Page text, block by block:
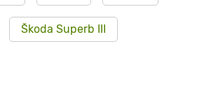
Škoda Superb III